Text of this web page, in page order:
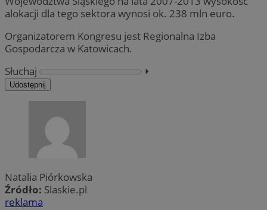
alokacji dla tego sektora wynosi ok. 238 mln euro.
Organizatorem Kongresu jest Regionalna Izba
Gospodarcza w Katowicach.
Słuchaj
⏵︎
Udostępnij
Natalia Piórkowska
Źródło: Slaskie.pl
reklama